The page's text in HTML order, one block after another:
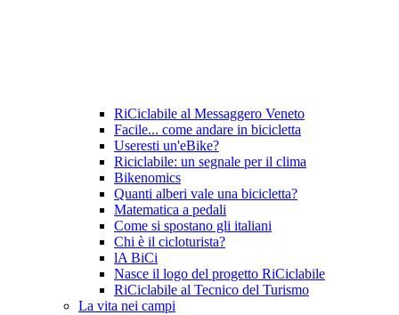
RiCiclabile al Messaggero Veneto
Facile... come andare in bicicletta
Useresti un'eBike?
Riciclabile: un segnale per il clima
Bikenomics
Quanti alberi vale una bicicletta?
Matematica a pedali
Come si spostano gli italiani
Chi è il cicloturista?
lA BiCi
Nasce il logo del progetto RiCiclabile
RiCiclabile al Tecnico del Turismo
La vita nei campi